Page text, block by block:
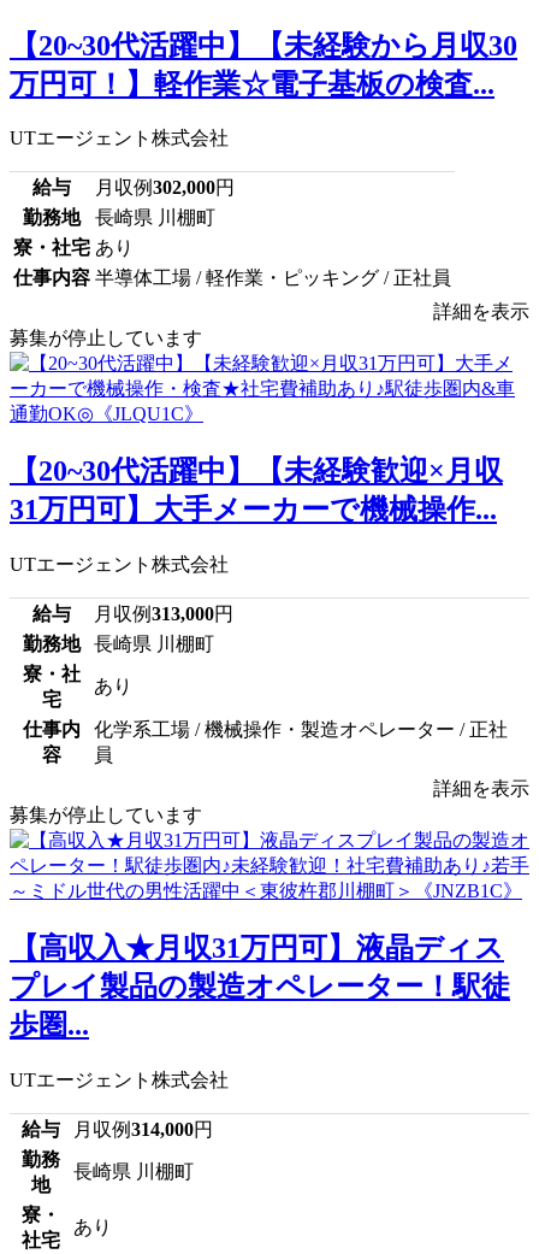
【20~30代活躍中】【未経験から月収30
万円可！】軽作業☆電子基板の検査...
UTエージェント株式会社
給与 月収例302,000円
勤務地
長崎県 川棚町
寮・社宅 あり
仕事内容 半導体工場 / 軽作業・ピッキング / 正社員
詳細を表示
募集が停止しています
【20~30代活躍中】【未経験歓迎×月収
31万円可】大手メーカーで機械操作...
UTエージェント株式会社
給与 月収例313,000円
勤務地
長崎県 川棚町
寮・社
宅
あり
仕事内
容
化学系工場 / 機械操作・製造オペレーター / 正社
員
詳細を表示
募集が停止しています
【高収入★月収31万円可】液晶ディス
プレイ製品の製造オペレーター！駅徒
歩圏...
UTエージェント株式会社
給与 月収例314,000円
勤務
地
長崎県 川棚町
寮・
社宅
あり